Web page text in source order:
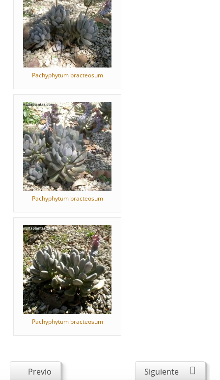
Pachyphytum bracteosum
Pachyphytum bracteosum
Pachyphytum bracteosum
Previo Siguiente